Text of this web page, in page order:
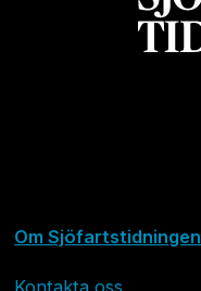
Om Sjöfartstidningen